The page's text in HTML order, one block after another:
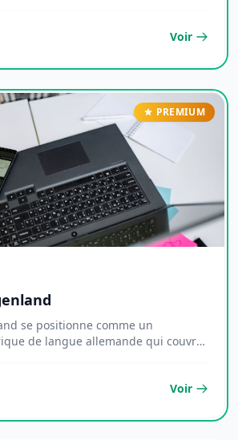
Voir
PREMIUM
se positionne comme un
de langue allemande qui couvre
Voir